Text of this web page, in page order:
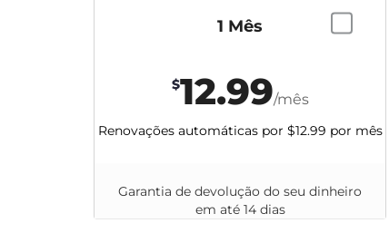
1 Mês
$12.99/mês
Renovações automáticas por $12.99 por mês
Garantia de devolução do seu dinheiro
em até 14 dias